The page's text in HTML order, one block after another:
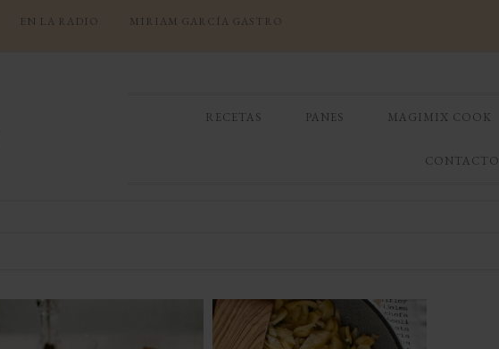
EN LA RADIO MIRIAM GARCÍA GASTRO
RECETAS PANES MAGIMIX COOK
CONTACTO